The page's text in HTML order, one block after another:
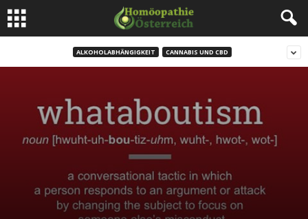
ALKOHOLABHÄNGIGKEIT CANNABIS UND CBD